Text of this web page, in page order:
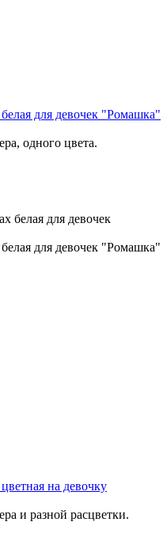
для девочек "Ромашка"
одного цвета.
для девочек "Ромашка"
на девочку
и разной расцветки.